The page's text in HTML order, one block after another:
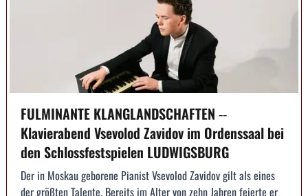
FULMINANTE KLANGLANDSCHAFTEN --
Klavierabend Vsevolod Zavidov im Ordenssaal bei
den Schlossfestspielen LUDWIGSBURG
Der in Moskau geborene Pianist Vsevolod Zavidov gilt als eines
der größten Talente. Bereits im Alter von zehn Jahren feierte er